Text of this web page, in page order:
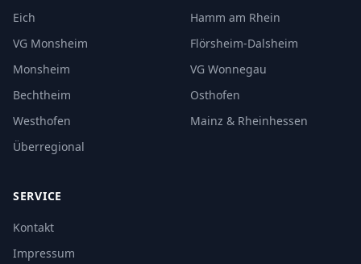
Eich
Hamm am Rhein
VG Monsheim
Flörsheim-Dalsheim
Monsheim
VG Wonnegau
Bechtheim
Osthofen
Westhofen
Mainz & Rheinhessen
Überregional
SERVICE
Kontakt
Impressum